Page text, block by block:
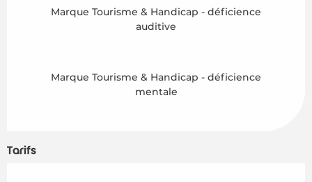
Marque Tourisme & Handicap - déficience
auditive
Marque Tourisme & Handicap - déficience
mentale
Tarifs